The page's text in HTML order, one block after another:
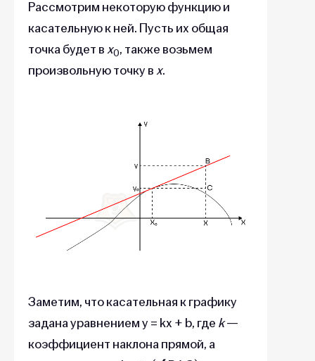
Рассмотрим некоторую функцию и
касательную к ней. Пусть их общая
точка будет вх0, также возьмем
произвольную точку вх.
Заметим, что касательная к графику
задана уравнением y = kx + b, где k—
коэффициент наклона прямой, а